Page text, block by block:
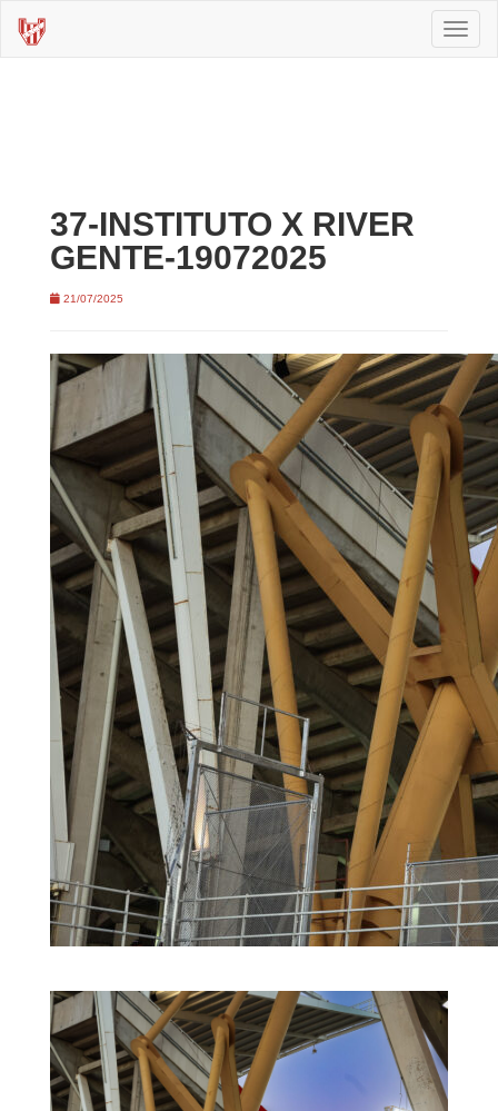
37-INSTITUTO X RIVER
GENTE-19072025
21/07/2025